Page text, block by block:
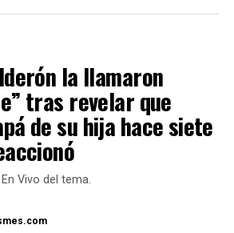
su expareja por el bienestar de
único compromiso
con la vida, ser
(…) Muchas vainas
de contexto,
una relación
(…)
te libertará,
expresó.
anuncio causó emoción entre los
embargo, cabe señalar que hubo
se volvió muy comentado
de la empresaria.
Calderón la llamaron “viuda
que conoce al papá de su hija
la llamaron
tras revelar que
de su hija hace siete
Vivo del tema.